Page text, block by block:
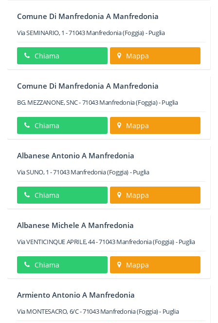
Comune Di Manfredonia A Manfredonia
Via SEMINARIO, 1 -71043Manfredonia(Foggia) -Puglia
Chiama Mappa
Comune Di Manfredonia A Manfredonia
BG. MEZZANONE, SNC-71043Manfredonia(Foggia) -Puglia
Chiama Mappa
Albanese Antonio A Manfredonia
Via SUNO, 1 -71043Manfredonia(Foggia) -Puglia
Chiama Mappa
Albanese Michele A Manfredonia
Via VENTICINQUE APRILE, 44-71043Manfredonia(Foggia) -Puglia
Chiama Mappa
Armiento Antonio A Manfredonia
Via MONTESACRO, 6/C-71043 Manfredonia(Foggia) - Puglia